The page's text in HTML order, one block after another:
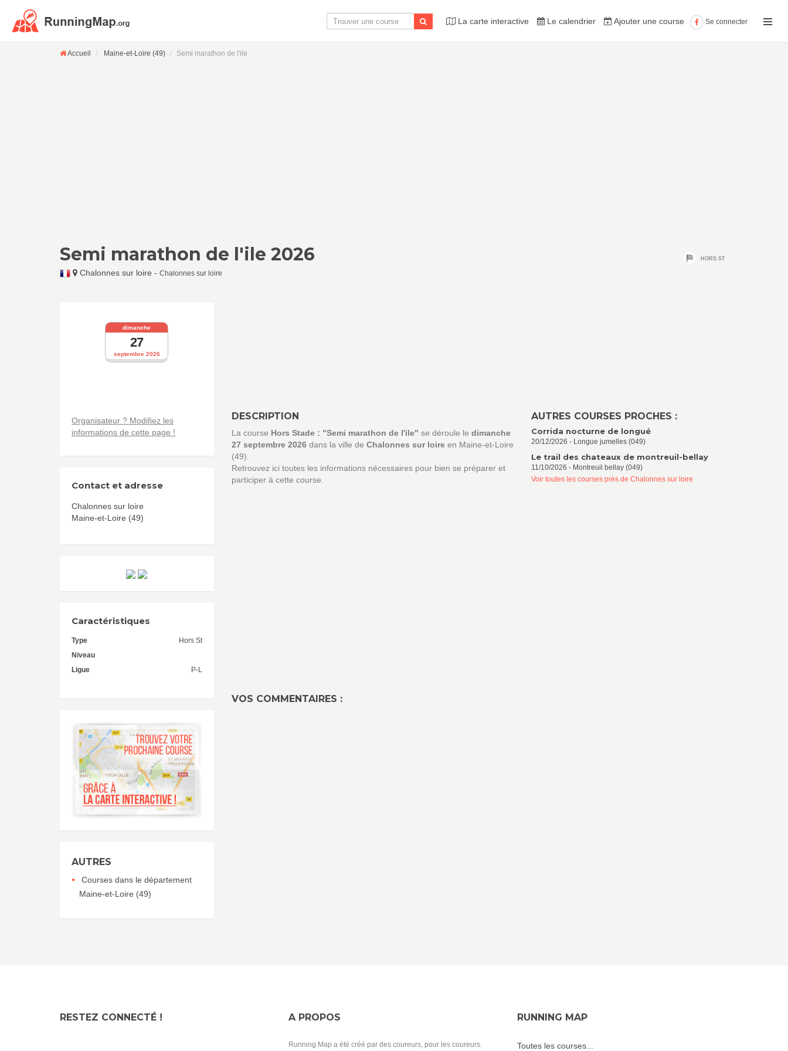
La carte interactive Le calendrier Ajouter une course Se connecter
Accueil Maine-et-Loire (49) Semi marathon de l'ile
Semi marathon de l'ile 2026
Chalonnes sur loire - Chalonnes sur loire
HORS ST
septembre 2026
dimanche
27
Organisateur ? Modifiez les
informations de cette page !
Contact et adresse
Chalonnes sur loire
Maine-et-Loire (49)
Caractéristiques
Type
Hors St
Niveau
Ligue
P-L
AUTRES
Courses dans le département
Maine-et-Loire (49)
DESCRIPTION
La course Hors Stade : "Semi marathon de l'ile" se déroule le dimanche
27 septembre 2026dans la ville de Chalonnes sur loireen Maine-et-Loire
(49).
Retrouvez ici toutes les informations nécessaires pour bien se préparer et
participer à cette course.
AUTRES COURSES PROCHES :
Corrida nocturne de longué
20/12/2026 - Longue jumelles (049)
Le trail des chateaux de montreuil-bellay
11/10/2026 - Montreuil bellay (049)
Voir toutes les courses près de Chalonnes sur loire
VOS COMMENTAIRES :
RESTEZ CONNECTÉ ! A PROPOS
Running Map a été créé par des coureurs, pour les coureurs.
RUNNING MAP
Toutes les courses...